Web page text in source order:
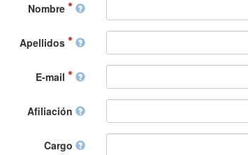
Nombre
Apellidos
E-mail
Afiliación
Cargo